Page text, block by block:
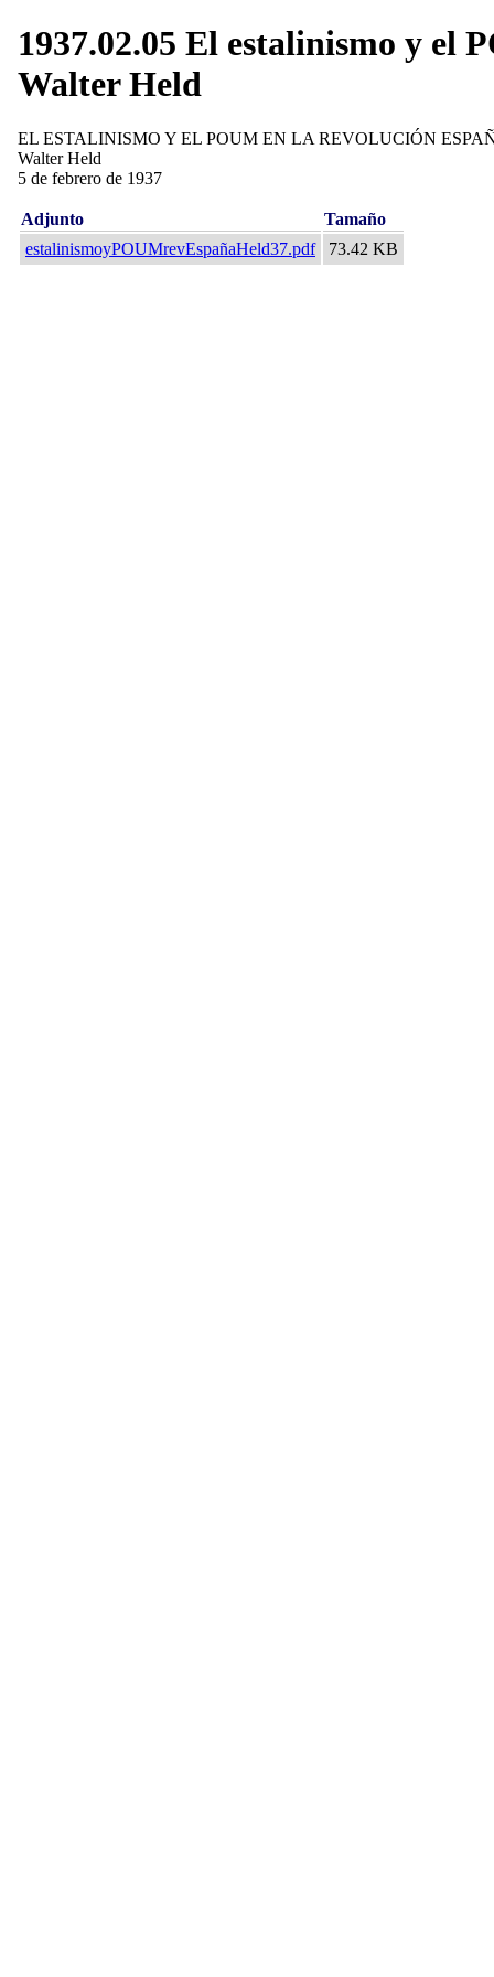
1937.02.05 El estalinismo y el
Walter Held
EL ESTALINISMO Y EL POUM EN LA REVOLUCIÓN
Walter Held
5 de febrero de 1937
Adjunto
Tamaño
estalinismoyPOUMrevEspañaHeld37.pdf
73.42 KB